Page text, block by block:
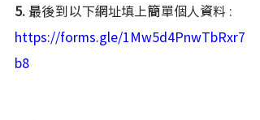
5. 最後到以下網址填上簡單個人資料 :
https://forms.gle/1Mw5d4PnwTbRxr7
b8